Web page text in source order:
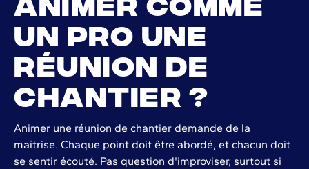
un pro une
réunion de
chantier ?
Animer une réunion de chantier demande de la
maîtrise. Chaque point doit être abordé, et chacun doit
se sentir écouté. Pas question d'improviser, surtout si